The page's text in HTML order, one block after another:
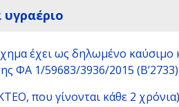
υγραέριο
έχει ως δηλωμένο καύσιμο
ΦΑ 1/59683/3936/2015
που γίνονται κάθε 2 χρόνια)